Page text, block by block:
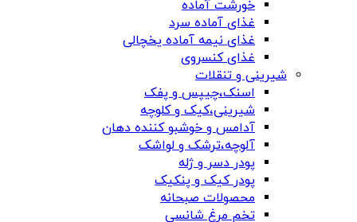
خورشت آماده
غذای آماده سرد
غذای نیمه آماده یخچالی
غذای کنسروی
شیرینی و تنقلات
اسنک،چیپس و پفک
شیرینی،کیک و کلوچه
آدامس و خوشبو کننده دهان
آلوچه،ترشک و لواشک
پودر دسر و ژله
پودر کیک و پنکیک
محصولات صبحانه
تخم مرغ شانسی